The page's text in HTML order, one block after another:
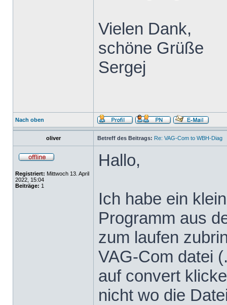
Vielen Dank,
schöne Grüße
Sergej
Nach oben
oliver Betreff des Beitrags: Re: VAG-Com to WBH-Diag
Registriert: Mittwoch 13. April
2022, 15:04
Beiträge: 1
Hallo,
Ich habe ein
Programm aus
zum laufen
VAG-Com datei
auf convert
nicht wo die